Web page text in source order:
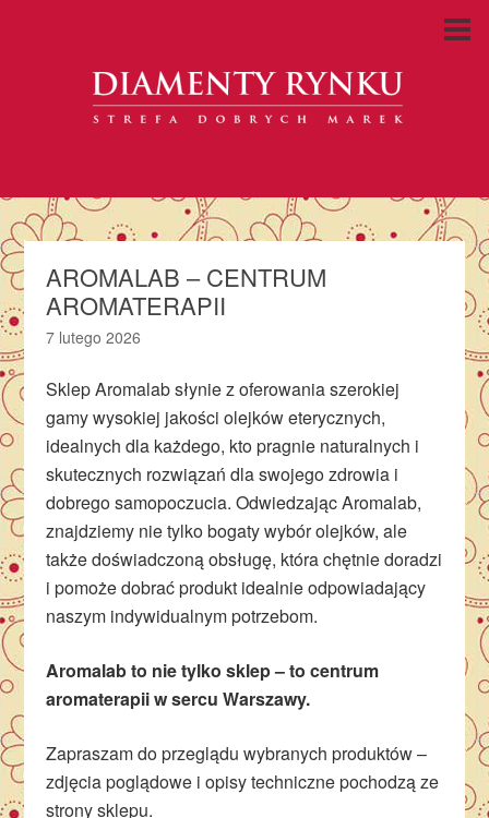
AROMALAB – CENTRUM
AROMATERAPII
7 lutego 2026
Sklep Aromalab słynie z oferowania szerokiej
gamy wysokiej jakości olejków eterycznych,
idealnych dla każdego, kto pragnie naturalnych i
skutecznych rozwiązań dla swojego zdrowia i
dobrego samopoczucia. Odwiedzając Aromalab,
znajdziemy nie tylko bogaty wybór olejków, ale
także doświadczoną obsługę, która chętnie doradzi
i pomoże dobrać produkt idealnie odpowiadający
naszym indywidualnym potrzebom.
Aromalab to nie tylko sklep – to centrum
aromaterapii w sercu Warszawy.
Zapraszam do przeglądu wybranych produktów –
zdjęcia poglądowe i opisy techniczne pochodzą ze
strony sklepu.